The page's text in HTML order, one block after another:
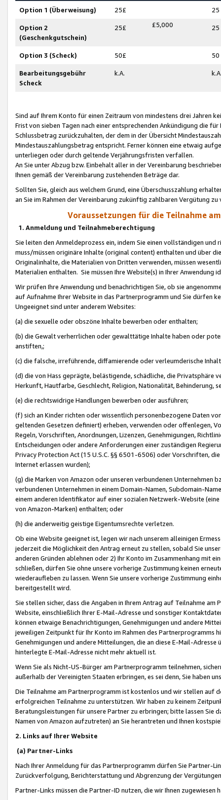
Option 1 (Überweisung) 25£ 25
Option 2
(Geschenkgutschein)
25£ £5,000 25
Option 3 (Scheck) 50£ 50
Bearbeitungsgebühr
Scheck
k.A.
Sind auf Ihrem Konto für einen Zeitraum von mindestens drei Jahren
Frist von sieben Tagen nach einer entsprechenden Ankündigung die
Schlussbetrag zurückzuhalten, der dem in der Übersicht
Mindestauszahlungsbetrag entspricht. Ferner können eine etwaig
unterliegen oder durch geltende Verjährungsfristen verfallen.
An Sie unter Abzug bzw. Einbehalt aller in der Vereinbarung
Ihnen gemäß der Vereinbarung zustehenden Beträge dar.
Sollten Sie, gleich aus welchem Grund, eine Überschusszahlung
an Sie im Rahmen der Vereinbarung zukünftig zahlbaren Vergütung zu
Voraussetzungen für die Teilnahme
1. Anmeldung und Teilnahmeberechtigung
Sie leiten den Anmeldeprozess ein, indem Sie einen vollständigen
muss/müssen originäre Inhalte (original content) enthalten und über
Originalinhalte, die Materialien von Dritten verwenden, müssen
Materialien enthalten. Sie müssen Ihre Website(s) in Ihrer Anwendung
Wir prüfen Ihre Anwendung und benachrichtigen Sie, ob sie
auf Aufnahme Ihrer Website in das Partnerprogramm und Sie dürfen
Ungeeignet sind unter anderem Websites:
(a) die sexuelle oder obszöne Inhalte bewerben oder enthalten;
(b) die Gewalt verherrlichen oder gewalttätige Inhalte haben oder
anstiften,;
(c) die falsche, irreführende, diffamierende oder verleumderische
(d) die von Hass geprägte, belästigende, schädliche, die Privatsphäre
Herkunft, Hautfarbe, Geschlecht, Religion, Nationalität, Behinderung,
(e) die rechtswidrige Handlungen bewerben oder ausführen;
(f) sich an Kinder richten oder wissentlich personenbezogene Daten
geltenden Gesetzen definiert) erheben, verwenden oder offenlegen,
Regeln, Vorschriften, Anordnungen, Lizenzen, Genehmigungen,
Entscheidungen oder andere Anforderungen einer zuständigen
Privacy Protection Act (15 U.S.C. §§ 6501-6506) oder Vorschriften,
Internet erlassen wurden);
(g) die Marken von Amazon oder unseren verbundenen Unternehmen
verbundenen Unternehmen in einem Domain-Namen, Subdomain-
einem anderen Identifikator auf einer sozialen Netzwerk-Website
von Amazon-Marken) enthalten; oder
(h) die anderweitig geistige Eigentumsrechte verletzen.
Ob eine Website geeignet ist, legen wir nach unserem alleinigen
jederzeit die Möglichkeit den Antrag erneut zu stellen, sobald Sie
anderen Gründen ablehnen oder 2) Ihr Konto im Zusammenhang mit
schließen, dürfen Sie ohne unsere vorherige Zustimmung keinen
wiederaufleben zu lassen. Wenn Sie unsere vorherige Zustimmung
bereitgestellt wird.
Sie stellen sicher, dass die Angaben in Ihrem Antrag auf Teilnahme
Website, einschließlich Ihrer E-Mail-Adresse und sonstiger
können etwaige Benachrichtigungen, Genehmigungen und andere
jeweiligen Zeitpunkt für Ihr Konto im Rahmen des Partnerprogramms
Genehmigungen und andere Mitteilungen, die an diese E-Mail-
hinterlegte E-Mail-Adresse nicht mehr aktuell ist.
Wenn Sie als Nicht-US-Bürger am Partnerprogramm teilnehmen,
außerhalb der Vereinigten Staaten erbringen, es sei denn, Sie haben
Die Teilnahme am Partnerprogramm ist kostenlos und wir stellen auf
erfolgreichen Teilnahme zu unterstützen. Wir haben zu keinem
Beratungsleistungen für unsere Partner zu erbringen; bitte lassen Sie
Namen von Amazon aufzutreten) an Sie herantreten und Ihnen
2. Links auf Ihrer Website
(a) Partner-Links
Nach Ihrer Anmeldung für das Partnerprogramm dürfen Sie Partner-
Zurückverfolgung, Berichterstattung und Abgrenzung der
Partner-Links müssen die Partner-ID nutzen, die wir Ihnen zugewiesen